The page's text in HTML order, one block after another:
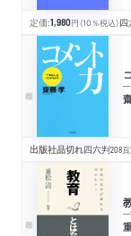
定価:1,980円 （10％税込）四
─
出版社品切れ四六判208頁
─